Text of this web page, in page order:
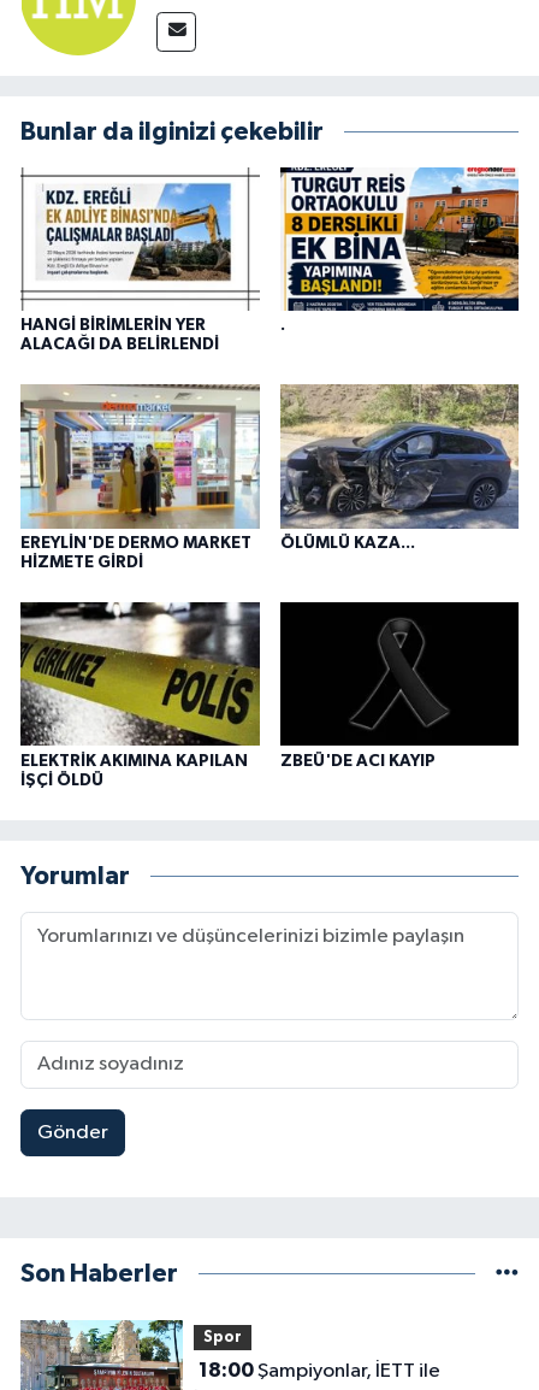
Bunlar da ilginizi çekebilir
HANGİ BİRİMLERİN YER
ALACAĞI DA BELİRLENDİ
.
EREYLİN'DE DERMO MARKET
HİZMETE GİRDİ
ÖLÜMLÜ KAZA...
ELEKTRİK AKIMINA KAPILAN
İŞÇİ ÖLDÜ
ZBEÜ'DE ACI KAYIP
Yorumlar
Gönder
Son Haberler
Spor
18:00Şampiyonlar, İETT ile